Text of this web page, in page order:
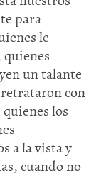
para
le
un talante
con
los
a la vista y
cuando no